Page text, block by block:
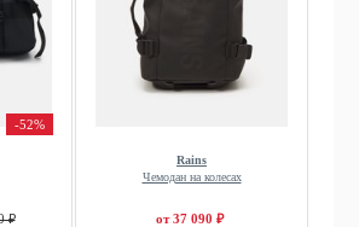
-52%
₽
Rains
Чемодан на колесах
от 37 090 ₽